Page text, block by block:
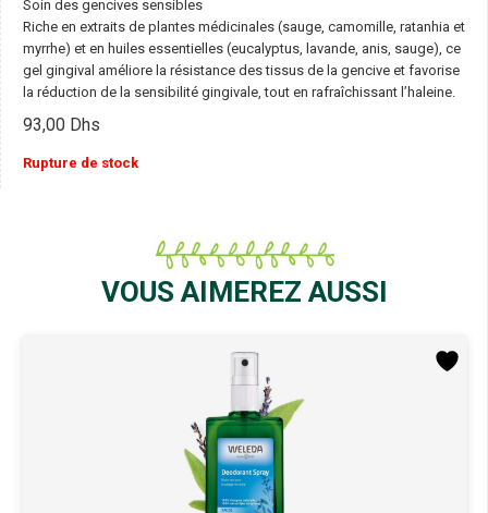
Soin des gencives sensibles
Riche en extraits de plantes médicinales (sauge, camomille, ratanhia et
myrrhe) et en huiles essentielles (eucalyptus, lavande, anis, sauge), ce
gel gingival améliore la résistance des tissus de la gencive et favorise
la réduction de la sensibilité gingivale, tout en rafraîchissant l’haleine.
93,00 Dhs
Rupture de stock
VOUS AIMEREZ AUSSI